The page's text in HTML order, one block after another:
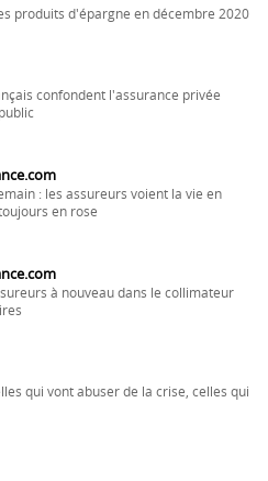
produits d'épargne en décembre 2020
confondent l'assurance privée
: les assureurs voient la vie en
en rose
à nouveau dans le collimateur
qui vont abuser de la crise, celles qui